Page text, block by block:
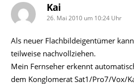
Kai
schreibt:
26. Mai 2010 um 10:24 Uhr
Als neuer Flachbildeigentümer
teilweise nachvollziehen.
Mein Fernseher erkennt
dem Konglomerat Sat1/Pro7/Vox/